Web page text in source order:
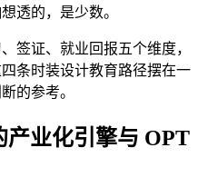
透的，是少数。
签证、就业回报五个维度，
条时装设计教育路径摆在一
的参考。
产业化引擎与 OPT